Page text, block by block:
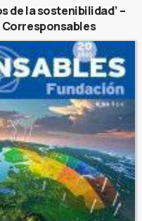
de la sostenibilidad’ –
Corresponsables